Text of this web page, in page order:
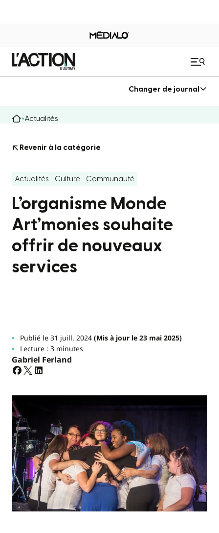
Changer de journal
Actualités
Revenir à la catégorie
Actualités Culture Communauté
L’organisme Monde
Art’monies souhaite
offrir de nouveaux
services
Publié le 31 juill. 2024(Mis à jour le 23 mai 2025)
Lecture : 3 minutes
Gabriel Ferland